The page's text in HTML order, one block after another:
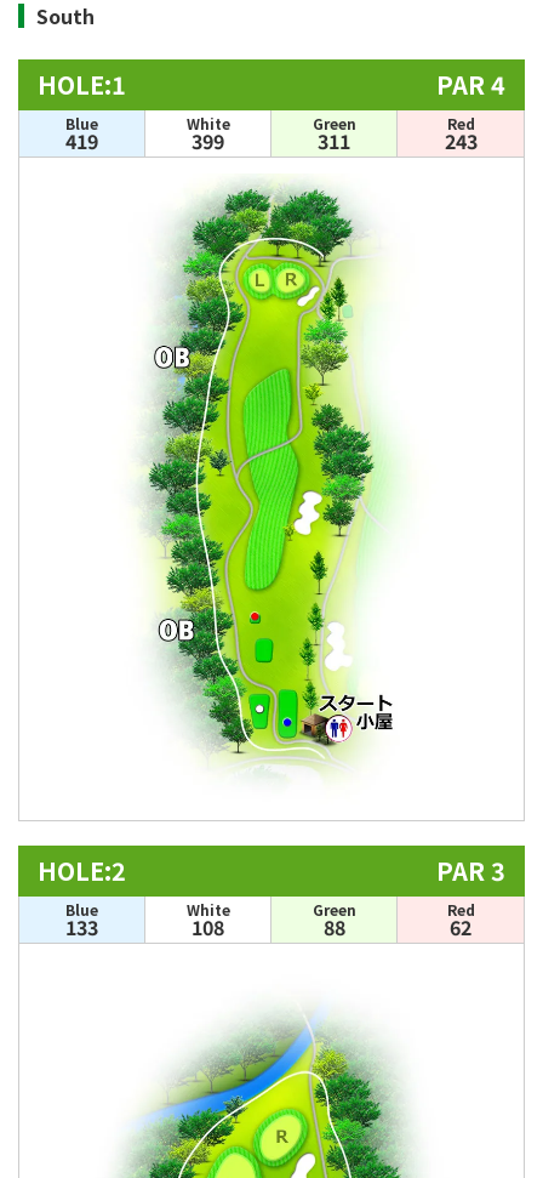
South
HOLE:1 PAR 4
Blue
419
White
399
Green
311
Red
243
HOLE:2 PAR 3
Blue
133
White
108
Green
88
Red
62